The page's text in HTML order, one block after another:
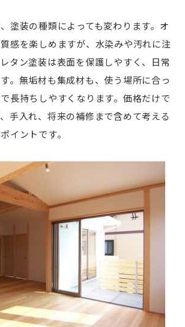
塗装の種類によっても変わります。オ
感を楽しめますが、水染みや汚れに注
タン塗装は表面を保護しやすく、日常
。無垢材も集成材も、使う場所に合っ
長持ちしやすくなります。価格だけで
手入れ、将来の補修まで含めて考える
イントです。